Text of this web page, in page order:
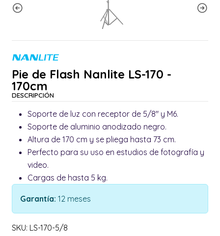
Pie de Flash Nanlite LS-170 -
170cm
DESCRIPCIÓN
Soporte de luz con receptor de 5/8" y M6.
Soporte de aluminio anodizado negro.
Altura de 170 cm y se pliega hasta 73 cm.
Perfecto para su uso en estudios de fotografía y
video.
Cargas de hasta 5 kg.
Garantía: 12 meses
SKU: LS-170-5/8